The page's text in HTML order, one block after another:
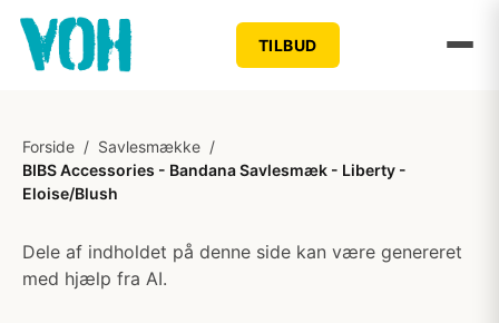
TILBUD
Forside / Savlesmække /
BIBS Accessories - Bandana Savlesmæk - Liberty -
Eloise/Blush
Dele af indholdet på denne side kan være genereret
med hjælp fra AI.